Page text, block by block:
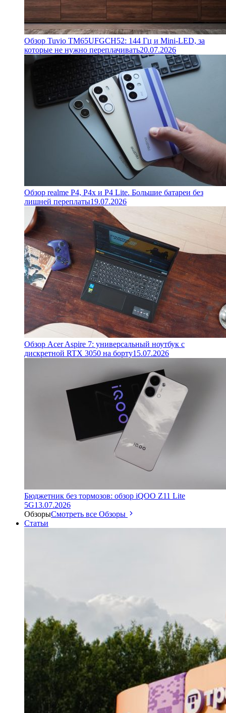
Обзор Tuvio TM65UFGCH52: 144 Гц и Mini-LED, за
которые не нужно переплачивать20.07.2026
Обзор realme P4, P4x и P4 Lite. Большие батареи без
лишней переплаты19.07.2026
Обзор Acer Aspire 7: универсальный ноутбук с
дискретной RTX 3050 на борту15.07.2026
Бюджетник без тормозов: обзор iQOO Z11 Lite
5G13.07.2026
ОбзорыСмотреть все Обзоры
Статьи